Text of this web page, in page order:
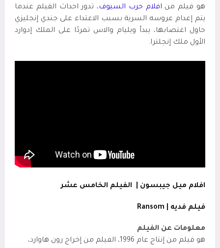
هو فيلم من افلام حرب السيوف، تدور احداث الفيلم عندما
يتم إعدام عروسه السرية بسبب الاعتداء على جندي إنجليزي
حاول اغتصابها، يبدأ ويليام والاس تمردًا على الملك إدوارد
الأول ملك إنجلترا.
افلام ميل جيبسون | الفيلم الخامس عشر
فيلم فديه | Ransom
معلومات عن الفيلم
هو فيلم من إنتاج عام 1996، الفيلم من إخراج رون هاوارد،